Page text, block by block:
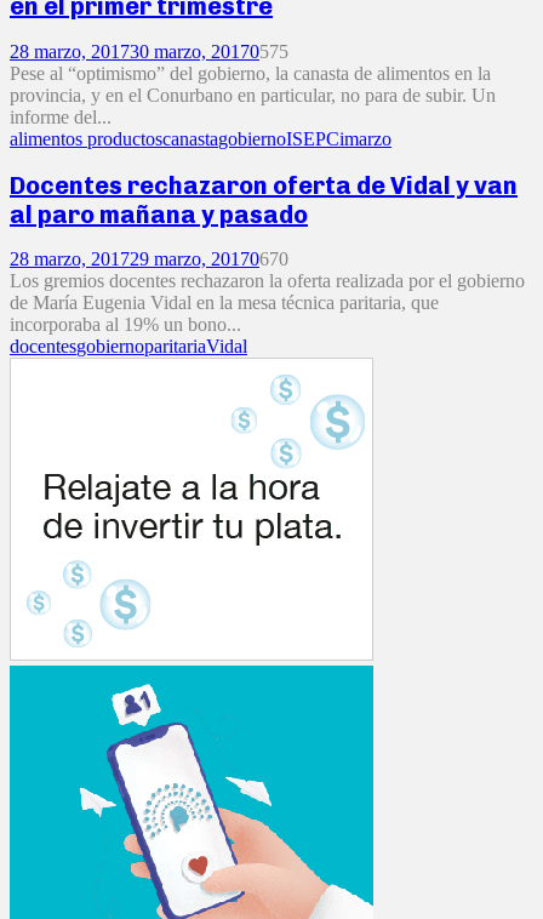
en el primer trimestre
28 marzo, 201730 marzo, 20170575
Pese al “optimismo” del gobierno, la canasta de alimentos en la
provincia, y en el Conurbano en particular, no para de subir. Un
informe del...
alimentos productoscanastagobiernoISEPCimarzo
Docentes rechazaron oferta de Vidal y van
al paro mañana y pasado
28 marzo, 201729 marzo, 20170670
Los gremios docentes rechazaron la oferta realizada por el gobierno
de María Eugenia Vidal en la mesa técnica paritaria, que
incorporaba al 19% un bono...
docentesgobiernoparitariaVidal